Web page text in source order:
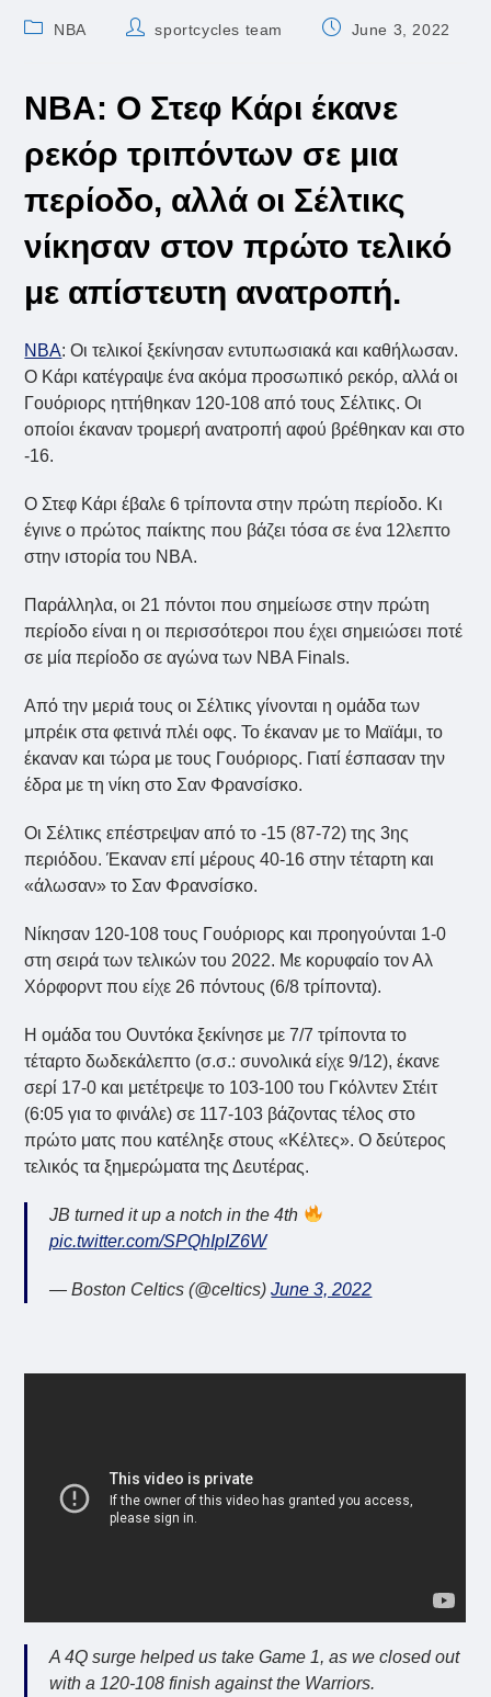
PostNBA
Postsportcycles team
PostJune 3, 2022
NBA: Ο Στεφ Κάρι έκανε
ρεκόρ τριπόντων σε μια
περίοδο, αλλά οι Σέλτικς
νίκησαν στον πρώτο τελικό
με απίστευτη ανατροπή.
NBA: Οι τελικοί ξεκίνησαν εντυπωσιακά και καθήλωσαν.
Ο Κάρι κατέγραψε ένα ακόμα προσωπικό ρεκόρ, αλλά οι
Γουόριορς ηττήθηκαν 120-108 από τους Σέλτικς. Οι
οποίοι έκαναν τρομερή ανατροπή αφού βρέθηκαν και στο
-16.
Ο Στεφ Κάρι έβαλε 6 τρίποντα στην πρώτη περίοδο. Κι
έγινε ο πρώτος παίκτης που βάζει τόσα σε ένα 12λεπτο
στην ιστορία του NBA.
Παράλληλα, οι 21 πόντοι που σημείωσε στην πρώτη
περίοδο είναι η οι περισσότεροι που έχει σημειώσει ποτέ
σε μία περίοδο σε αγώνα των NBA Finals.
Από την μεριά τους οι Σέλτικς γίνονται η ομάδα των
μπρέικ στα φετινά πλέι οφς. Το έκαναν με το Μαϊάμι, το
έκαναν και τώρα με τους Γουόριορς. Γιατί έσπασαν την
έδρα με τη νίκη στο Σαν Φρανσίσκο.
Οι Σέλτικς επέστρεψαν από το -15 (87-72) της 3ης
περιόδου. Έκαναν επί μέρους 40-16 στην τέταρτη και
«άλωσαν» το Σαν Φρανσίσκο.
Νίκησαν 120-108 τους Γουόριορς και προηγούνται 1-0
στη σειρά των τελικών του 2022. Με κορυφαίο τον Αλ
Χόρφορντ που είχε 26 πόντους (6/8 τρίποντα).
Η ομάδα του Ουντόκα ξεκίνησε με 7/7 τρίποντα το
τέταρτο δωδεκάλεπτο (σ.σ.: συνολικά είχε 9/12), έκανε
σερί 17-0 και μετέτρεψε το 103-100 του Γκόλντεν Στέιτ
(6:05 για το φινάλε) σε 117-103 βάζοντας τέλος στο
πρώτο ματς που κατέληξε στους «Κέλτες». Ο δεύτερος
τελικός τα ξημερώματα της Δευτέρας.
JB turned it up a notch in the 4th
pic.twitter.com/SPQhIpIZ6W
— Boston Celtics (@celtics)June 3, 2022
A 4Q surge helped us take Game 1, as we closed out
with a 120-108 finish against the Warriors.